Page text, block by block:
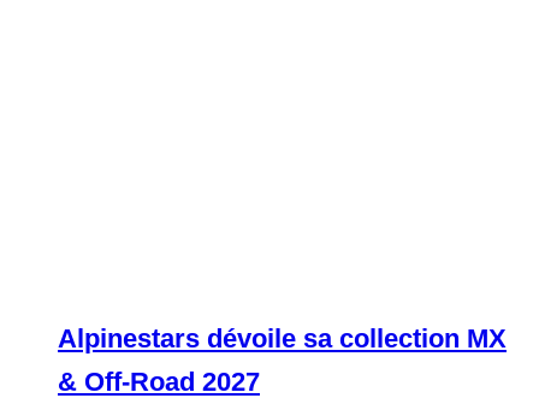
Alpinestars dévoile sa collection MX
& Off-Road 2027